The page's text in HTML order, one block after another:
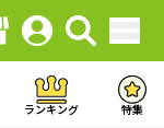
ランキング 特集